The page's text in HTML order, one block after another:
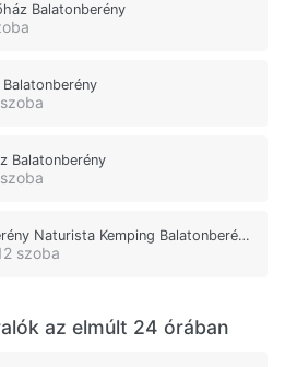
Balatonberény
Balatonberény
Balatontourist Berény Naturista Kemping Balatonberény
szoba
az elmúlt 24 órában